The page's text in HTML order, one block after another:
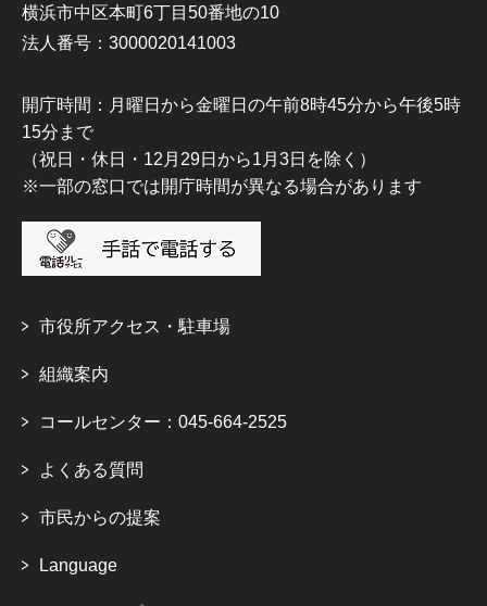
横浜市中区本町6丁目50番地の10
法人番号：3000020141003
開庁時間：月曜日から金曜日の午前8時45分から午後5時
15分まで
（祝日・休日・12月29日から1月3日を除く）
※一部の窓口では開庁時間が異なる場合があります
市役所アクセス・駐車場
組織案内
コールセンター：045-664-2525
よくある質問
市民からの提案
Language